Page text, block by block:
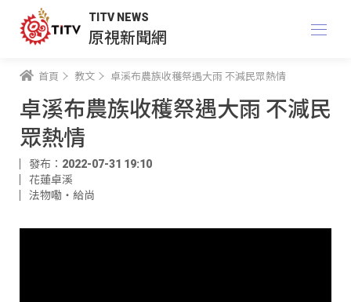
TITV NEWS
原視新聞網
首頁 教文 卓溪布農族收穫祭遇大雨 不減民眾熱情
卓溪布農族收穫祭遇大雨 不減民
眾熱情
發布：2022-07-31 19:10
花蓮卓溪
法物嘞‧給尚